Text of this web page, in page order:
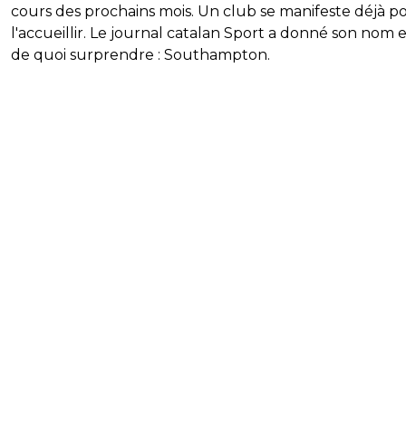
cours des prochains mois. Un club se manifeste déjà
l'accueillir. Le journal catalan Sport a donné son nom
de quoi surprendre : Southampton.